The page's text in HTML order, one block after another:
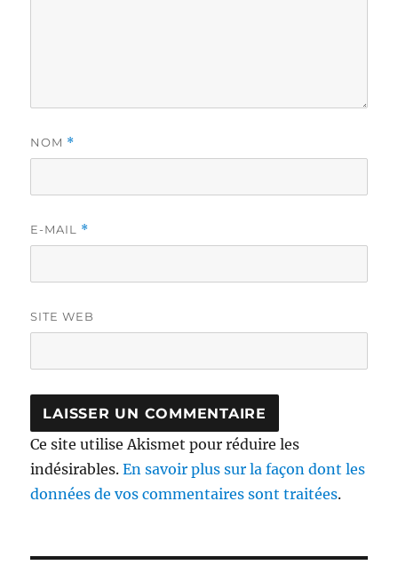
NOM *
E-MAIL *
SITE WEB
Ce site utilise Akismet pour réduire les
indésirables.En savoir plus sur la façon dont les
données de vos commentaires sont traitées.